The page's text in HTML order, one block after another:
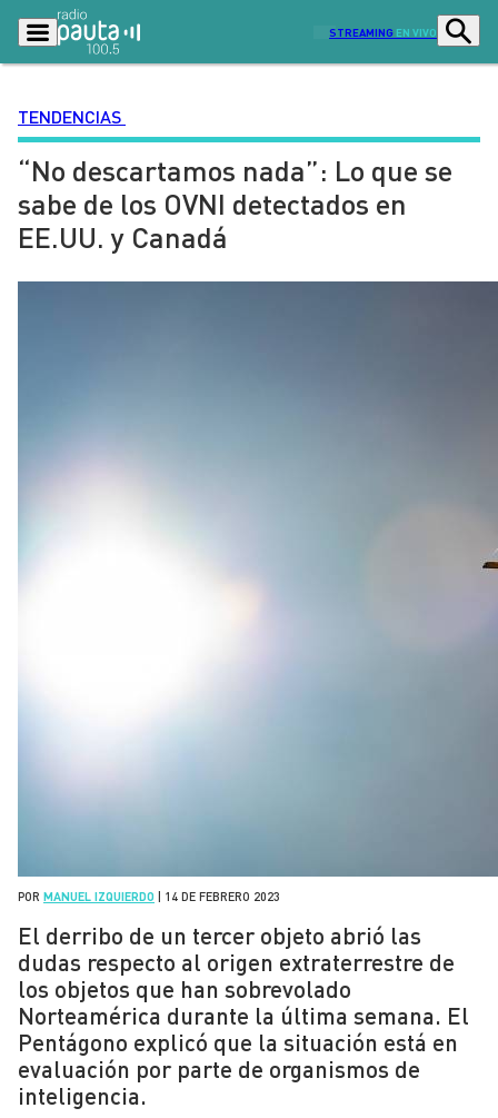
STREAMING EN VIVO
Podcasts Programas
Lo Último Actualidad
Ciudad
TENDENCIAS
“No descartamos nada”: Lo que se
sabe de los OVNI detectados en
EE.UU. y Canadá
POR MANUEL IZQUIERDO 14 DE FEBRERO 2023
El derribo de un tercer objeto abrió las
dudas respecto al origen extraterrestre de
los objetos que han sobrevolado
Norteamérica durante la última semana. El
Pentágono explicó que la situación está en
evaluación por parte de organismos de
inteligencia.